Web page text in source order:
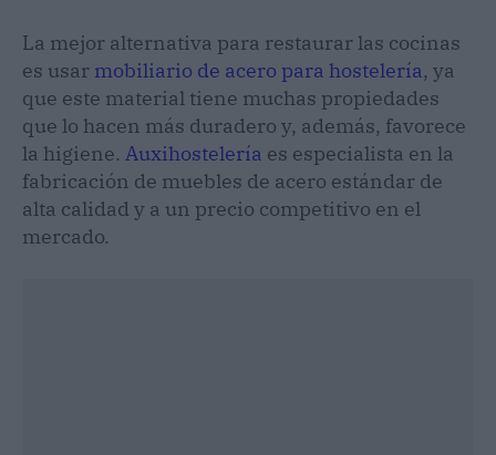
La mejor alternativa para restaurar las cocinas
es usar mobiliario de acero para hostelería, ya
que este material tiene muchas propiedades
que lo hacen más duradero y, además, favorece
la higiene. Auxihostelería es especialista en la
fabricación de muebles de acero estándar de
alta calidad y a un precio competitivo en el
mercado.